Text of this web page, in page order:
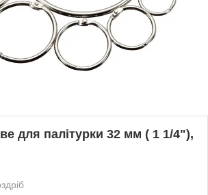
для палітурки 32 мм ( 1 1/4"),